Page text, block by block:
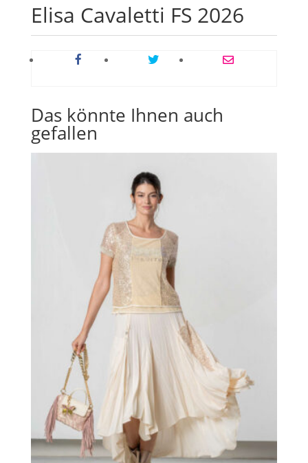
Elisa Cavaletti FS 2026
Das könnte Ihnen auch
gefallen